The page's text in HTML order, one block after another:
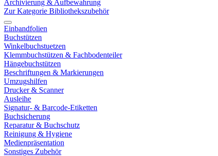
Archivierung & Aufbewahrung
Zur Kategorie Bibliothekszubehör
Einbandfolien
Buchstützen
Winkelbuchstuetzen
Klemmbuchstützen & Fachbodenteiler
Hängebuchstützen
Beschriftungen & Markierungen
Umzugshilfen
Drucker & Scanner
Ausleihe
Signatur- & Barcode-Etiketten
Buchsicherung
Reparatur & Buchschutz
Reinigung & Hygiene
Medienpräsentation
Sonstiges Zubehör